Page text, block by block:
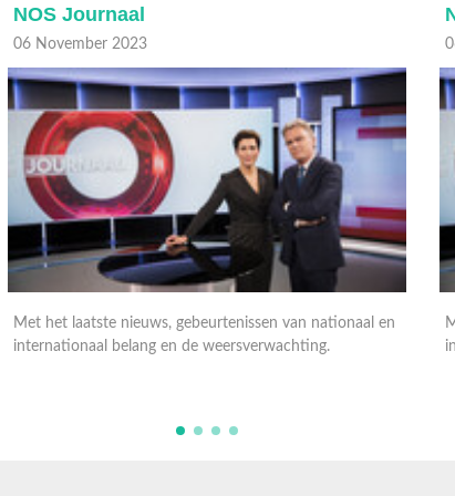
NOS Journaal
06 November 2023
Met het laatste nieuws, gebeurtenissen van nationaal en
internationaal belang en de weersverwachting.